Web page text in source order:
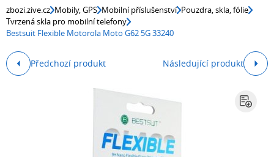
zbozi.zive.cz Mobily, GPS Mobilní příslušenství Pouzdra, skla, fólie
Tvrzená skla pro mobilní telefony
Bestsuit Flexible Motorola Moto G62 5G 33240
Předchozí produkt Následující produkt